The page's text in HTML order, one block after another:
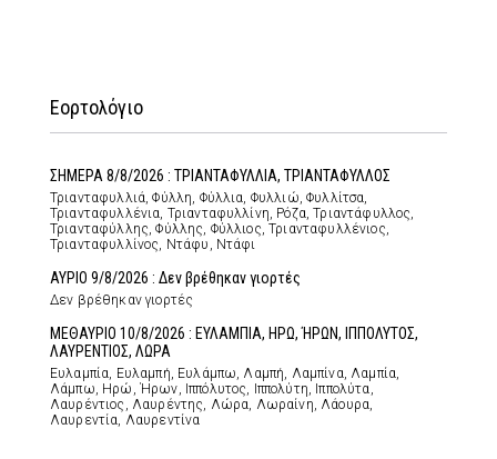
Εορτολόγιο
ΣΗΜΕΡΑ 8/8/2026 : ΤΡΙΑΝΤΑΦΥΛΛΙΑ, ΤΡΙΑΝΤΑΦΥΛΛΟΣ
Τριανταφυλλιά, Φύλλη, Φύλλια, Φυλλιώ, Φυλλίτσα,
Τριανταφυλλένια, Τριανταφυλλίνη, Ρόζα, Τριαντάφυλλος,
Τριανταφύλλης, Φύλλης, Φύλλιος, Τριανταφυλλένιος,
Τριανταφυλλίνος, Ντάφυ, Ντάφι
ΑΥΡΙΟ 9/8/2026 : Δεν βρέθηκαν γιορτές
Δεν βρέθηκαν γιορτές
ΜΕΘΑΥΡΙΟ 10/8/2026 : ΕΥΛΑΜΠΙΑ, ΗΡΩ, ΉΡΩΝ, ΙΠΠΟΛΥΤΟΣ,
ΛΑΥΡΕΝΤΙΟΣ, ΛΩΡΑ
Ευλαμπία, Ευλαμπή, Ευλάμπω, Λαμπή, Λαμπίνα, Λαμπία,
Λάμπω, Ηρώ, Ήρων, Ιππόλυτος, Ιππολύτη, Ιππολύτα,
Λαυρέντιος, Λαυρέντης, Λώρα, Λωραίνη, Λάουρα,
Λαυρεντία, Λαυρεντίνα